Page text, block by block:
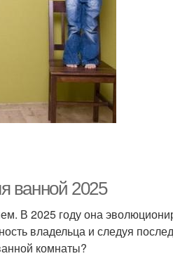
ванной 2025
В 2025 году она
владельца и следуя
комнаты?